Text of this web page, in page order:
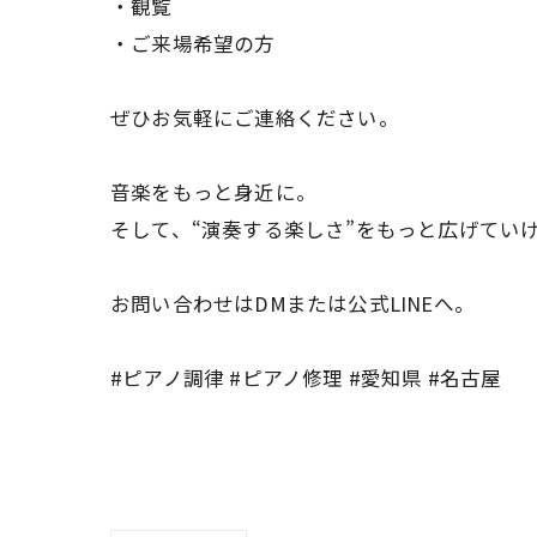
・観覧
・ご来場希望の方
ぜひお気軽にご連絡ください。
音楽をもっと身近に。
そして、“演奏する楽しさ”をもっと広げてい
お問い合わせはDMまたは公式LINEへ。
#ピアノ調律 #ピアノ修理 #愛知県 #名古屋